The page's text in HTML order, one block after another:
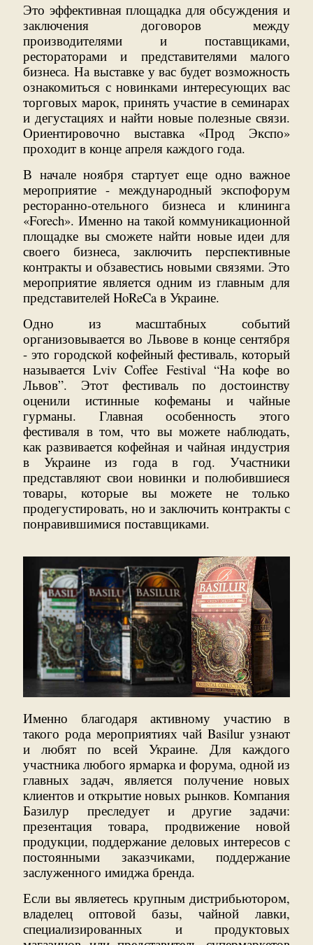
Это эффективная площадка для обсуждения и
заключения договоров между
производителями и поставщиками,
рестораторами и представителями малого
бизнеса. На выставке у вас будет возможность
ознакомиться с новинками интересующих вас
торговых марок, принять участие в семинарах
и дегустациях и найти новые полезные связи.
Ориентировочно выставка «Прод Экспо»
проходит в конце апреля каждого года.
В начале ноября стартует еще одно важное
мероприятие - международный экспофорум
ресторанно-отельного бизнеса и клининга
«Forech». Именно на такой коммуникационной
площадке вы сможете найти новые идеи для
своего бизнеса, заключить перспективные
контракты и обзавестись новыми связями. Это
мероприятие является одним из главным для
представителей HoReCa в Украине.
Одно из масштабных событий
организовывается во Львове в конце сентября
- это городской кофейный фестиваль, который
называется Lviv Coffee Festival “На кофе во
Львов”. Этот фестиваль по достоинству
оценили истинные кофеманы и чайные
гурманы. Главная особенность этого
фестиваля в том, что вы можете наблюдать,
как развивается кофейная и чайная индустрия
в Украине из года в год. Участники
представляют свои новинки и полюбившиеся
товары, которые вы можете не только
продегустировать, но и заключить контракты с
понравившимися поставщиками.
Именно благодаря активному участию в
такого рода мероприятиях чай Basilur узнают
и любят по всей Украине. Для каждого
участника любого ярмарка и форума, одной из
главных задач, является получение новых
клиентов и открытие новых рынков. Компания
Базилур преследует и другие задачи:
презентация товара, продвижение новой
продукции, поддержание деловых интересов с
постоянными заказчиками, поддержание
заслуженного имиджа бренда.
Если вы являетесь крупным дистрибьютором,
владелец оптовой базы, чайной лавки,
специализированных и продуктовых